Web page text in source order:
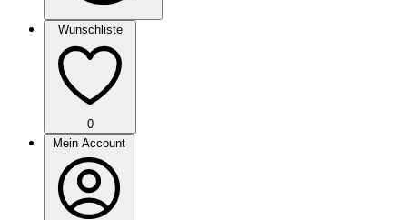
Wunschliste
0
Mein Account